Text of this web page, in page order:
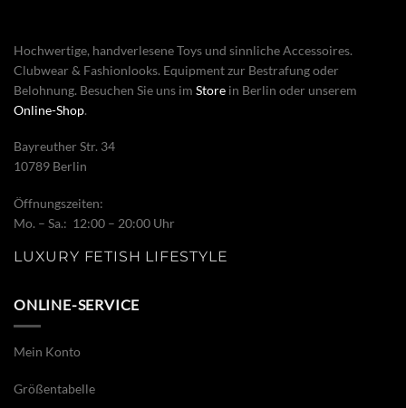
Hochwertige, handverlesene Toys und sinnliche Accessoires.
Clubwear & Fashionlooks. Equipment zur Bestrafung oder
Belohnung. Besuchen Sie uns im Store in Berlin oder unserem
Online-Shop.
Bayreuther Str. 34
10789 Berlin
Öffnungszeiten:
Mo. – Sa.: 12:00 – 20:00 Uhr
LUXURY FETISH LIFESTYLE
ONLINE-SERVICE
Mein Konto
Größentabelle